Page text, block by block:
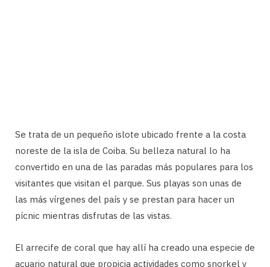
Se trata de un pequeño islote ubicado frente a la costa
noreste de la isla de Coiba. Su belleza natural lo ha
convertido en una de las paradas más populares para los
visitantes que visitan el parque. Sus playas son unas de
las más vírgenes del país y se prestan para hacer un
pícnic mientras disfrutas de las vistas.
El arrecife de coral que hay allí ha creado una especie de
acuario natural que propicia actividades como snorkel y